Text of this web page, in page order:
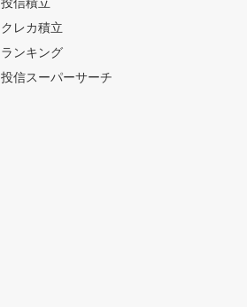
クレカ積立
ランキング
投信スーパーサーチ